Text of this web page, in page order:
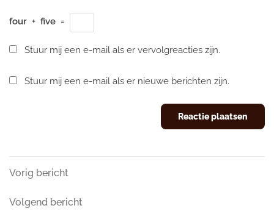
four + five =
Stuur mij een e-mail als er vervolgreacties zijn.
Stuur mij een e-mail als er nieuwe berichten zijn.
Berichtnavigatie
Vorig
Vorig bericht
Volgend
Volgend bericht